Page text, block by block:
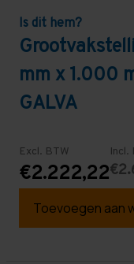
Is dit hem?
mm x 1.000
GALVA
Excl. BTW
€2.222,22
Incl.
Toevoegen aan